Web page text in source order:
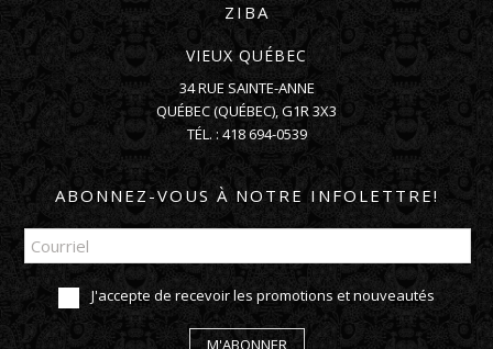
ZIBA
VIEUX QUÉBEC
34 RUE SAINTE-ANNE
QUÉBEC(QUÉBEC),G1R 3X3
TÉL. : 418 694-0539
ABONNEZ-VOUS À NOTRE INFOLETTRE!
J'accepte de recevoir les promotions et nouveautés
M'ABONNER